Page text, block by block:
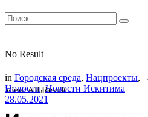
No Result
View All Result
in Городская среда, Нацпроекты,
Новости,Новости Искитима
28.05.2021